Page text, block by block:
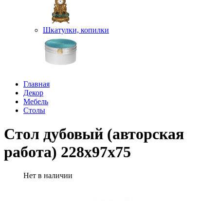
Шкатулки, копилки
Главная
Декор
Мебель
Столы
Стол дубовый (авторская
работа) 228х97х75
Нет в наличии